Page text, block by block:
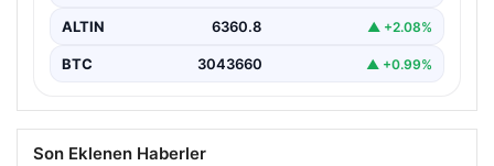
ALTIN 6360.8 ▲ +2.08%
BTC 3043660 ▲ +0.99%
Son Eklenen Haberler